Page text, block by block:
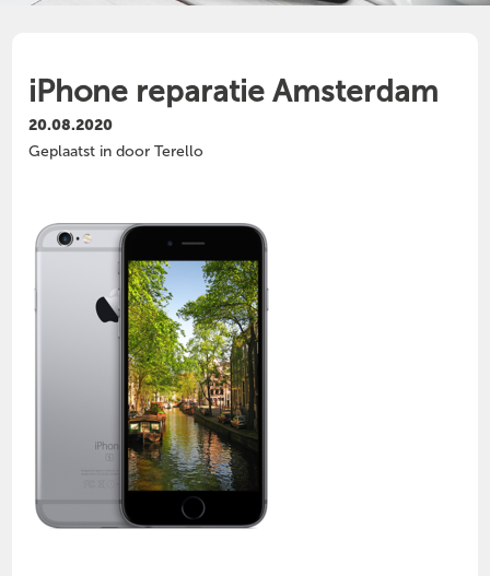
iPhone reparatie Amsterdam
20.08.2020
Geplaatst in door Terello